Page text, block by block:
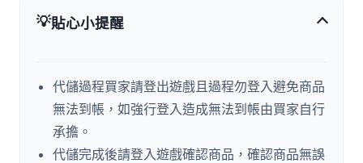
💡貼心小提醒
代儲過程買家請登出遊戲且過程勿登入避免商品
無法到帳，如強行登入造成無法到帳由買家自行
承擔。
代儲完成後請登入遊戲確認商品，確認商品無誤